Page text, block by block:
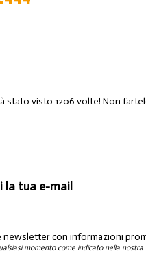
visto 1206 volte! Non
la tua e-mail
newsletter con informazioni
momento come indicato nella nostra